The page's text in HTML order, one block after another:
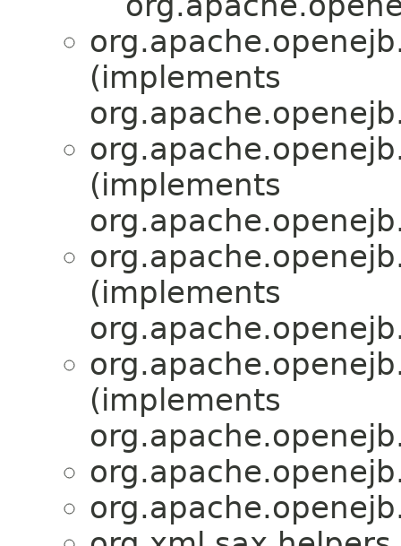
(implements
(implements
(implements
(implements